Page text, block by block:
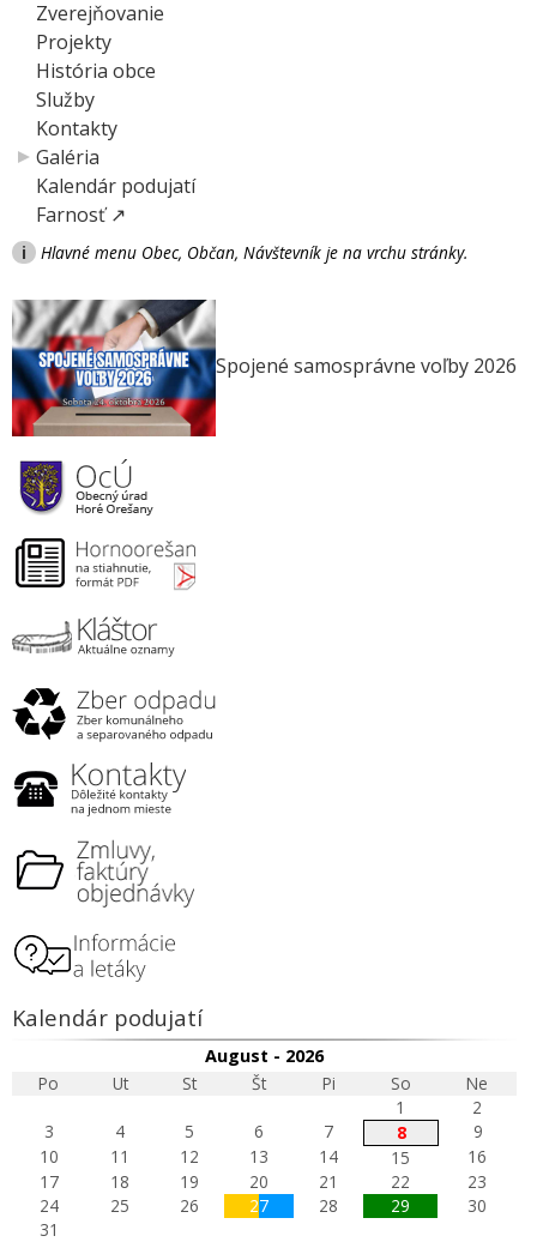
Zverejňovanie
Projekty
História obce
Služby
Kontakty
Galéria
Kalendár podujatí
Farnosť ↗
i Hlavné menu Obec, Občan, Návštevník je na vrchu stránky.
Spojené samosprávne voľby 2026
Kalendár podujatí
August - 2026
Po
Ut St Št Pi So
Ne
1
2
3
4 5 6 7 8
9
10
11 12 13 14 15
16
17
18 19 20 21 22
23
24
25 26 27 28 29
30
31